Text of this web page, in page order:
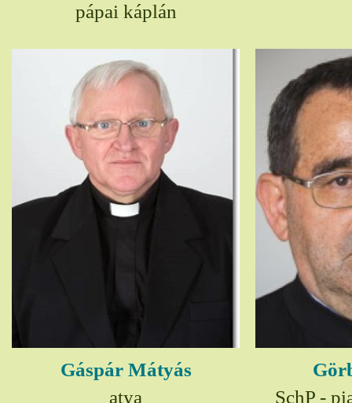
pápai káplán
Gáspár Mátyás
atya
SchP -